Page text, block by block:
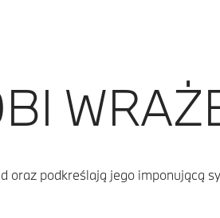
oraz podkreślają jego imponującą